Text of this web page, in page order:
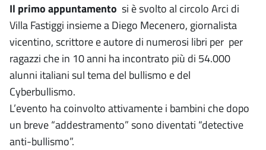
Il primo appuntamento si è svolto al circolo Arci di
Villa Fastiggi insieme a Diego Mecenero, giornalista
vicentino, scrittore e autore di numerosi libri per per
ragazzi che in 10 anni ha incontrato più di 54.000
alunni italiani sul tema del bullismo e del
Cyberbullismo.
L’evento ha coinvolto attivamente i bambini che dopo
un breve “addestramento” sono diventati “detective
anti-bullismo”.